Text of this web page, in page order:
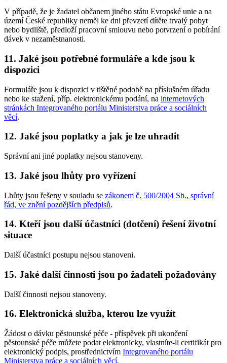
V případě, že je žadatel občanem jiného státu Evropské unie a na
území České republiky neměl ke dni převzetí dítěte trvalý pobyt
nebo bydliště, předloží pracovní smlouvu nebo potvrzení o pobírání
dávek v nezaměstnanosti.
11. Jaké jsou potřebné formuláře a kde jsou k
dispozici
Formuláře jsou k dispozici v tištěné podobě na příslušném úřadu
nebo ke stažení, příp. elektronickému podání, na internetových
stránkách Integrovaného portálu Ministerstva práce a sociálních
věcí.
12. Jaké jsou poplatky a jak je lze uhradit
Správní ani jiné poplatky nejsou stanoveny.
13. Jaké jsou lhůty pro vyřízení
Lhůty jsou řešeny v souladu se zákonem č. 500/2004 Sb., správní
řád, ve znění pozdějších předpisů.
14. Kteří jsou další účastníci (dotčení) řešení životní
situace
Další účastníci postupu nejsou stanoveni.
15. Jaké další činnosti jsou po žadateli požadovány
Další činnosti nejsou stanoveny.
16. Elektronická služba, kterou lze využít
Žádost o dávku pěstounské péče - příspěvek při ukončení
pěstounské péče můžete podat elektronicky, vlastníte-li certifikát pro
elektronický podpis, prostřednictvím Integrovaného portálu
Ministerstva práce a sociálních věcí.